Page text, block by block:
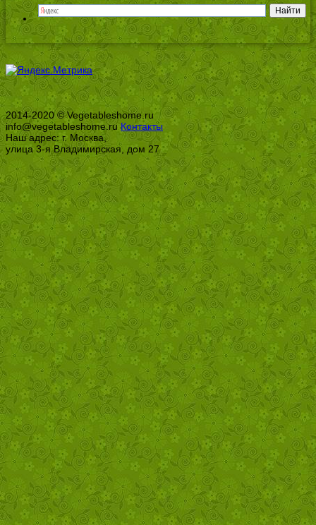
2014-2020 © Vegetableshome.ru
info@vegetableshome.ruКонтакты
Наш адрес: г. Москва,
улица 3-я Владимирская, дом 27